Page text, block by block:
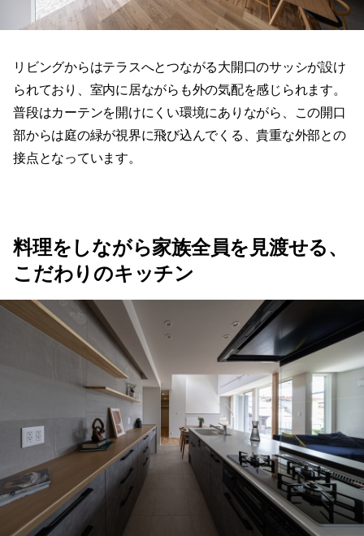
普段はカーテンを開けにくい環境にありながら、この開口
部からは庭の緑が視界に飛び込んでくる、貴重な外部との
料理をしながら家族全員を見渡せる、
こだわりのキッチン
LDKの中心に位置するキッチンは、お料理好きな奥様のた
めに丁寧に設計されたこだわりの空間です。アイランド型
のカウンターを採用し、ダイニングテーブル側に向かって